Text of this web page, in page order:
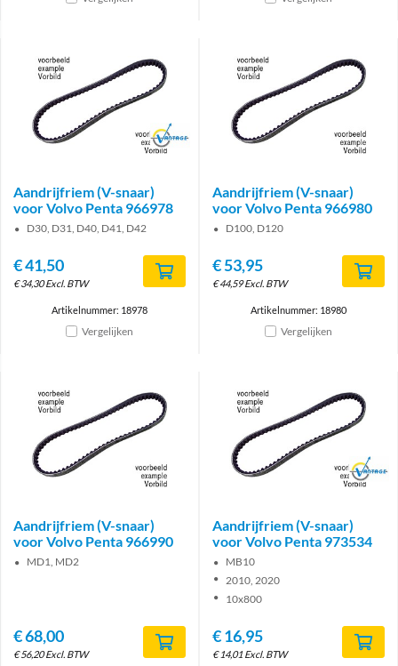
Brand
Aandrijfriem (V-snaar)
voor Volvo Penta 966978
D30, D31, D40, D41, D42
€41,50
€34,30 Excl. BTW
Artikelnummer: 18978
Vergelijken
Aandrijfriem (V-snaar)
voor Volvo Penta 966980
D100, D120
€53,95
€44,59 Excl. BTW
Artikelnummer: 18980
Vergelijken
Aandrijfriem (V-snaar)
voor Volvo Penta 966990
MD1, MD2
€68,00
€56,20 Excl. BTW
Brand
Aandrijfriem (V-snaar)
voor Volvo Penta 973534
MB10
2010, 2020
10x800
€16,95
€14,01 Excl. BTW